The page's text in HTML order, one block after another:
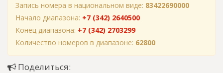
Запись номера в национальном виде: 83422690000
Начало диапазона: +7 (342) 2640500
Конец диапазона: +7 (342) 2703299
Количество номеров в диапазоне: 62800
Поделиться: